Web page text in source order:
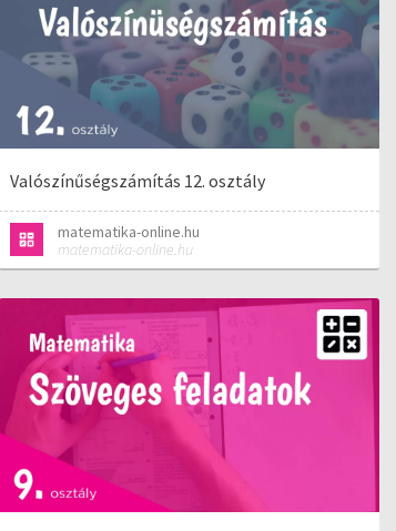
Valószínűségszámítás 12. osztály
matematika-online.hu
matematika-online.hu